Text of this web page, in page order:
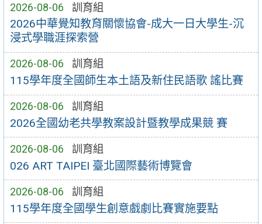
2026-08-06 訓育組
2026中華覺知教育關懷協會-成大一日大學生-沉
浸式學職涯探索營
2026-08-06 訓育組
115學年度全國師生本土語及新住民語歌 謠比賽
2026-08-06 訓育組
2026全國幼老共學教案設計暨教學成果競 賽
2026-08-06 訓育組
026 ART TAIPEI 臺北國際藝術博覽會
2026-08-06 訓育組
115學年度全國學生創意戲劇比賽實施要點